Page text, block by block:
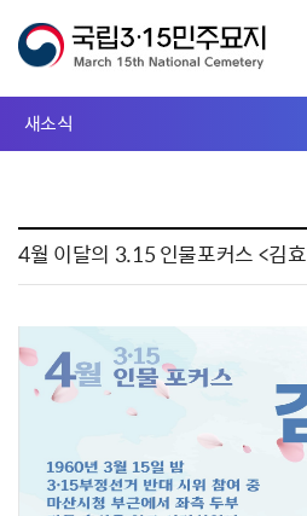
새소식
4월 이달의 3.15 인물포커스 <김